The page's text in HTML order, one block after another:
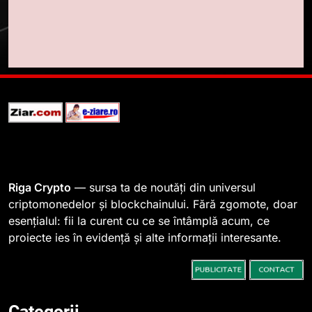
blockchain pentru a asigura
spre o depășire a pragului de
0,000005 dolari
STIRI
2
Regulamentul MiCA privind
serviciile crypto, obligatoriu de
la 1 iulie în România
Riga Crypto — sursa ta de noutăți din universul
criptomonedelor și blockchainului. Fără zgomote, doar
esențialul: fii la curent cu ce se întâmplă acum, ce
proiecte ies în evidență și alte informații interesante.